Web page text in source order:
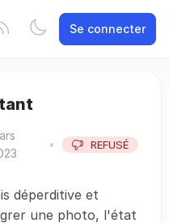
Se connecter
• REFUSÉ
déperditive et
une photo, l'état